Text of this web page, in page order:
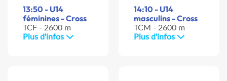
13:50 - U14
féminines - Cross
TCF - 2600 m
Plus d'infos
14:10 - U14
masculins - Cross
TCM - 2600 m
Plus d'infos